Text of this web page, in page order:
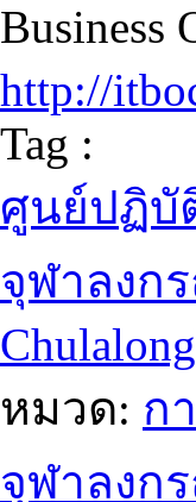
Business
http://
Tag :
ศูนย์ปฏิบั
จุฬาลงก
หมวด: ก
จุฬาลงก